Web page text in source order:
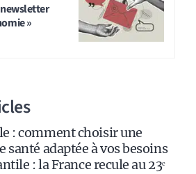
»
: comment choisir une
adaptée à vos besoins
: la France recule au 23ᵉ